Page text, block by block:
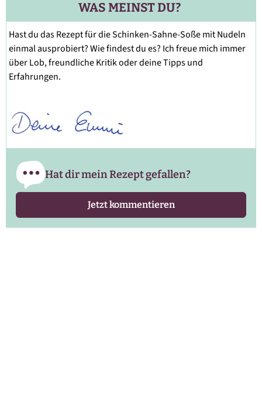
WAS MEINST DU?
Hast du das Rezept für die Schinken-Sahne-Soße mit Nudeln
einmal ausprobiert? Wie findest du es? Ich freue mich immer
über Lob, freundliche Kritik oder deine Tipps und
Erfahrungen.
Hat dir mein Rezept gefallen?
Jetzt kommentieren